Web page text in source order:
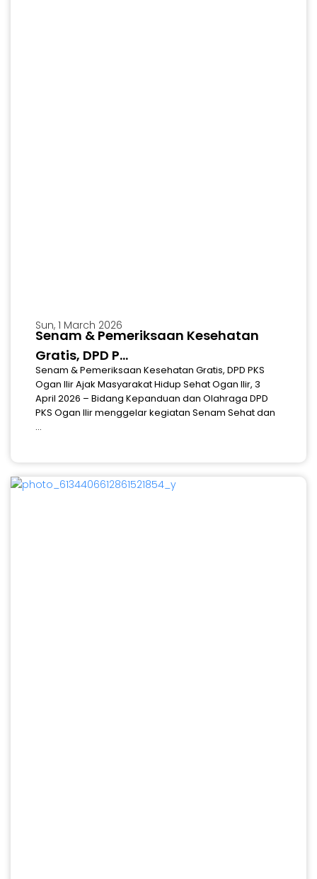
Sun, 1 March 2026
Senam & Pemeriksaan Kesehatan
Gratis, DPD P...
Senam & Pemeriksaan Kesehatan Gratis, DPD PKS
Ogan Ilir Ajak Masyarakat Hidup Sehat Ogan Ilir, 3
April 2026 – Bidang Kepanduan dan Olahraga DPD
PKS Ogan Ilir menggelar kegiatan Senam Sehat dan
...